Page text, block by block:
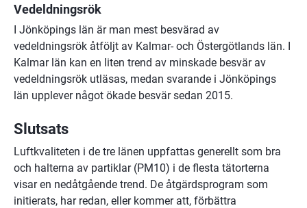
Vedeldningsrök
I Jönköpings län är man mest besvärad av
vedeldningsrök åtföljt av Kalmar- och Östergötlands län. I
Kalmar län kan en liten trend av minskade besvär av
vedeldningsrök utläsas, medan svarande i Jönköpings
län upplever något ökade besvär sedan 2015.
Slutsats
Luftkvaliteten i de tre länen uppfattas generellt som bra
och halterna av partiklar (PM10) i de flesta tätorterna
visar en nedåtgående trend. De åtgärdsprogram som
initierats, har redan, eller kommer att, förbättra